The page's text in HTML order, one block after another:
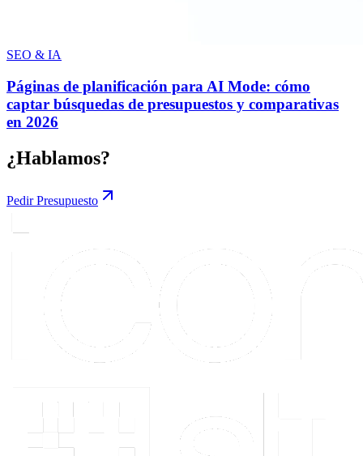
SEO & IA
Páginas de planificación para AI Mode: cómo
captar búsquedas de presupuestos y comparativas
en 2026
¿Hablamos?
Pedir Presupuesto